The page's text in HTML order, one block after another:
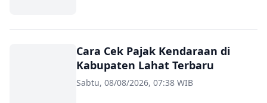
Cara Cek Pajak Kendaraan di
Kabupaten Lahat Terbaru
Sabtu, 08/08/2026, 07:38 WIB